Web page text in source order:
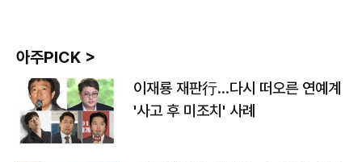
아주PICK >
이재룡 재판行…다시 떠오른 연예계
'사고 후 미조치' 사례